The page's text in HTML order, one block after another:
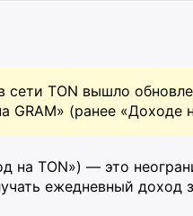
сети TON вышло
GRAM» (ранее «Доходе
на TON») — это
ежедневный доход